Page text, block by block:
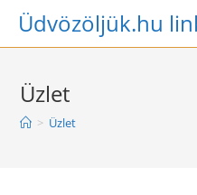
SkipÜdvözöljük.hu
Üzlet
> Üzlet